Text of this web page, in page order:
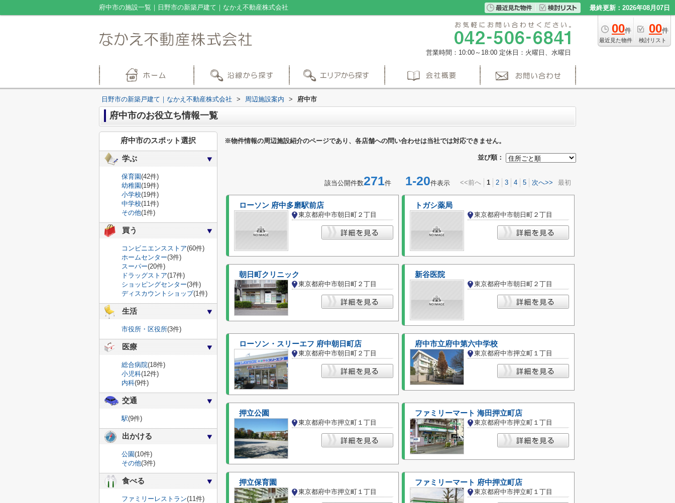
府中市の施設一覧｜日野市の新築戸建て｜なかえ不動産株式会社 最終更新：2026年08月07日
00件
最近見た物件
00件
検討リスト
営業時間：10:00～18:00 定休日：火曜日、水曜日
日野市の新築戸建て｜なかえ不動産株式会社 > 周辺施設案内 > 府中市
府中市のお役立ち情報一覧
※物件情報の周辺施設紹介のページであり、各店舗への問い合わせは当社では対応できません。
並び順：
該当公開件数271件 1-20件表示 <<前へ 1 2 3 4 5 次へ>> 最初
ローソン 府中多磨駅前店
東京都府中市朝日町２丁目
トガシ薬局
東京都府中市朝日町２丁目
朝日町クリニック
東京都府中市朝日町２丁目
新谷医院
東京都府中市朝日町２丁目
ローソン・スリーエフ 府中朝日町店
東京都府中市朝日町２丁目
府中市立府中第六中学校
東京都府中市押立町１丁目
押立公園
東京都府中市押立町１丁目
ファミリーマート 海田押立町店
東京都府中市押立町１丁目
押立保育園
東京都府中市押立町１丁目
ファミリーマート 府中押立町店
東京都府中市押立町１丁目
府中市のスポット選択
学ぶ
保育園(42件)
幼稚園(19件)
小学校(19件)
中学校(11件)
その他(1件)
買う
コンビニエンスストア(60件)
ホームセンター(3件)
スーパー(20件)
ドラッグストア(17件)
ショッピングセンター(3件)
ディスカウントショップ(1件)
生活
市役所・区役所(3件)
医療
総合病院(18件)
小児科(12件)
内科(9件)
交通
駅(9件)
出かける
公園(10件)
その他(3件)
食べる
ファミリーレストラン(11件)